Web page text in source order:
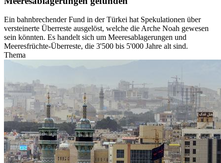
Ein bahnbrechender Fund in der Türkei hat Spekulationen über
versteinerte Überreste ausgelöst, welche die Arche Noah gewesen
sein könnten. Es handelt sich um Meeresablagerungen und
Meeresfrüchte-Überreste, die 3'500 bis 5'000 Jahre alt sind.
Thema